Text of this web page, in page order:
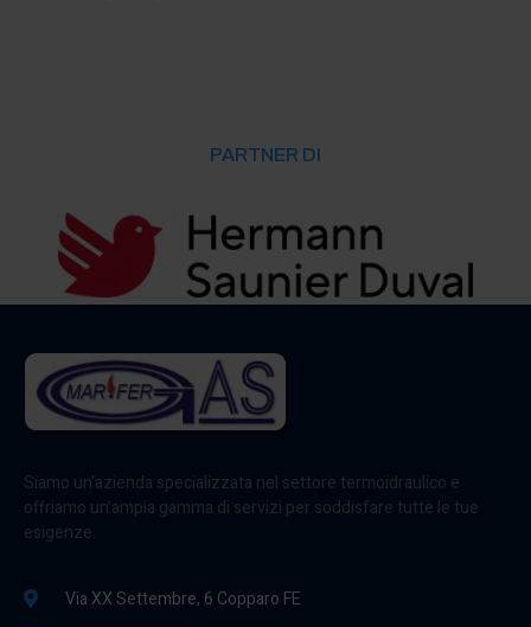
PARTNER DI
Siamo un’azienda specializzata nel settore termoidraulico e
offriamo un’ampia gamma di servizi per soddisfare tutte le tue
esigenze.
Via XX Settembre, 6 Copparo FE